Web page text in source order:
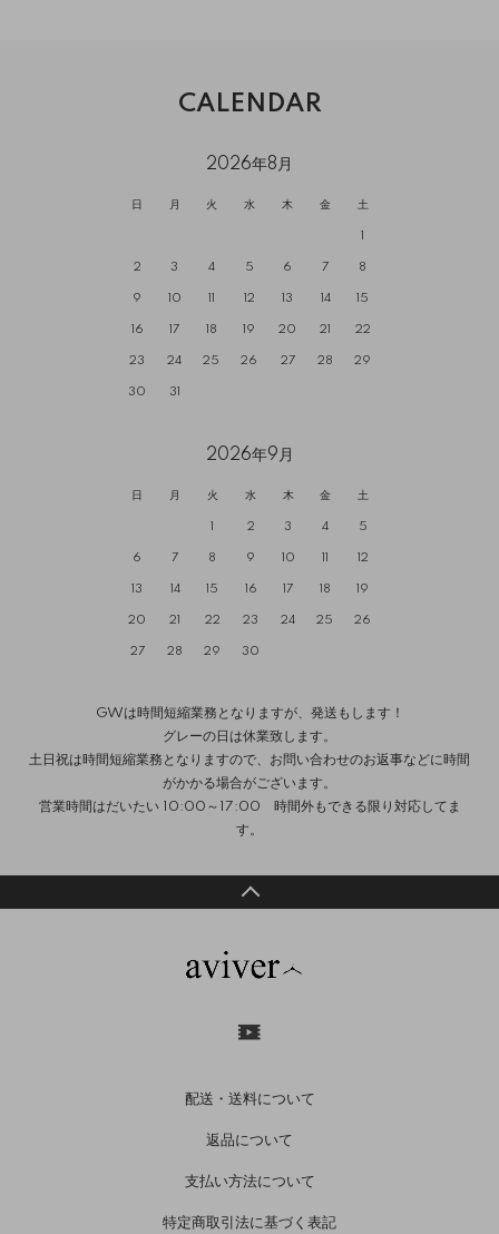
CALENDAR
2026年8月
日 月 火 水 木 金 土
2 3 4 5 6 7 8
9 10 12 13 14 15
16 17 18 19 20 21 22
23 24 25 26 27 28 29
30 31
2026年9月
日 月 火 水 木 金 土
2 3 4 5
6 7 8 9 10 12
13 14 15 16 17 18 19
20 21 22 23 24 25 26
27 28 29 30
GWは時間短縮業務となりますが、発送もします！
グレーの日は休業致します。
土日祝は時間短縮業務となりますので、お問い合わせのお返事などに時間
がかかる場合がございます。
営業時間はだいたい 10:00～17:00 時間外もできる限り対応してま
す。
配送・送料について
返品について
支払い方法について
特定商取引法に基づく表記